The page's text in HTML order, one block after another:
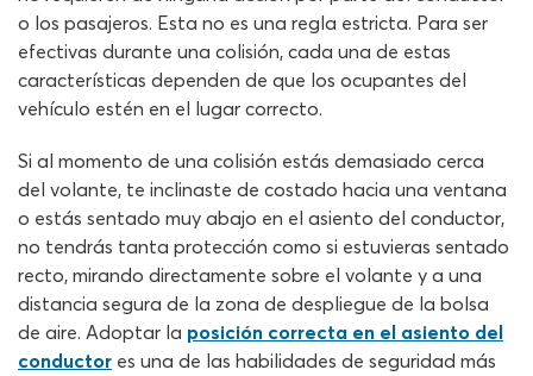
o los pasajeros. Esta no es una regla estricta. Para ser
efectivas durante una colisión, cada una de estas
características dependen de que los ocupantes del
vehículo estén en el lugar correcto.
Si al momento de una colisión estás demasiado cerca
del volante, te inclinaste de costado hacia una ventana
o estás sentado muy abajo en el asiento del conductor,
no tendrás tanta protección como si estuvieras sentado
recto, mirando directamente sobre el volante y a una
distancia segura de la zona de despliegue de la bolsa
de aire. Adoptar la posición correcta en el asiento del
conductor es una de las habilidades de seguridad más